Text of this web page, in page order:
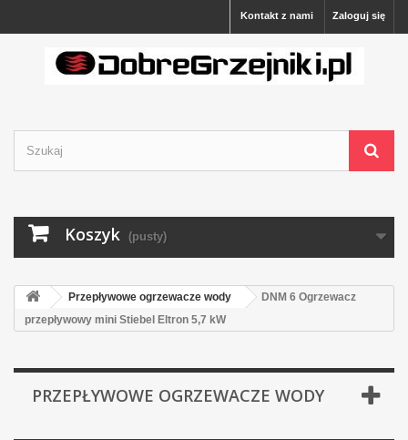
Zaloguj się
Kontakt z nami
Koszyk (pusty)
Przepływowe ogrzewacze wody
DNM 6 Ogrzewacz
przepływowy mini Stiebel Eltron 5,7 kW
PRZEPŁYWOWE OGRZEWACZE WODY